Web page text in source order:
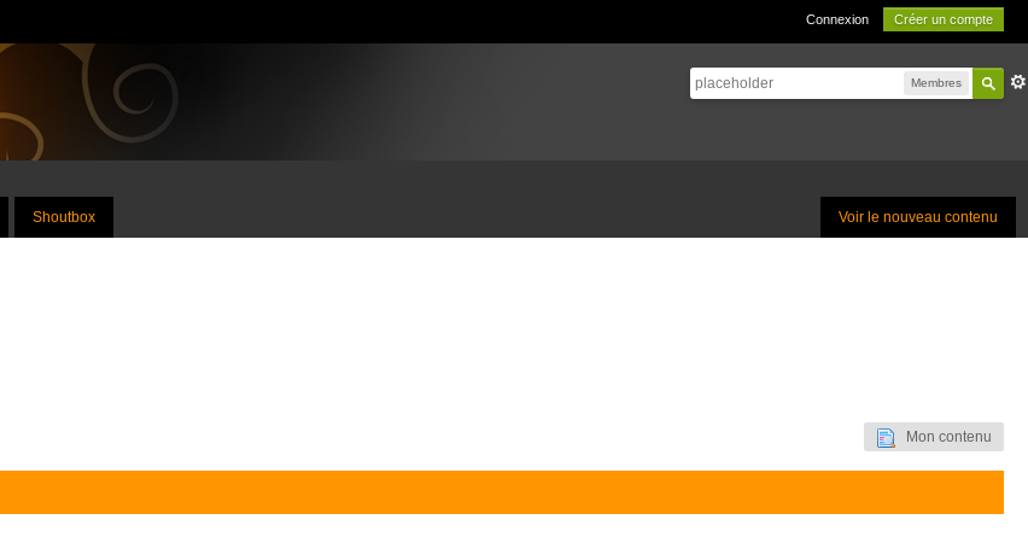
Connexion Créer un compte
Membres
Voir le nouveau contenu
Shoutbox
Mon contenu